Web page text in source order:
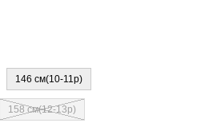
146 см(10-11р)
158 см(12-13р)